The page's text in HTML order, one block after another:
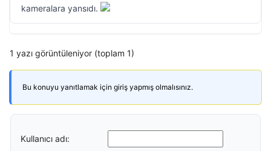
kameralara yansıdı.
1 yazı görüntüleniyor (toplam 1)
Bu konuyu yanıtlamak için giriş yapmış olmalısınız.
Kullanıcı adı: